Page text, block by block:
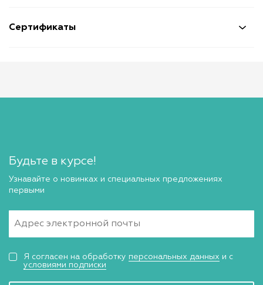
Сертификаты
Будьте в курсе!
Узнавайте о новинках и специальных предложениях
первыми
Я согласен на обработку персональных данных и с
условиями подписки